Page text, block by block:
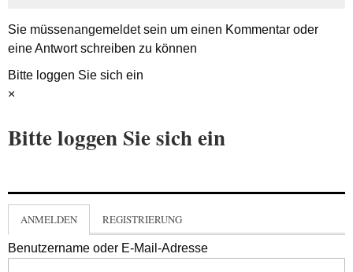
Sie müssenangemeldetsein um einen Kommentar oder
eine Antwort schreiben zu können
Bitte loggen Sie sich ein
×
Bitte loggen Sie sich ein
ANMELDEN REGISTRIERUNG
Benutzername oder E-Mail-Adresse